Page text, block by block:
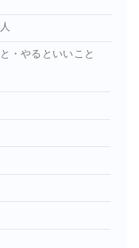
・やるといいこと